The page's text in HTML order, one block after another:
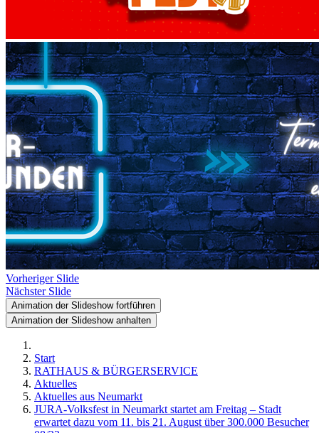
Vorheriger Slide
Nächster Slide
Animation der Slideshow fortführen
Animation der Slideshow anhalten
Start
RATHAUS & BÜRGERSERVICE
Aktuelles
Aktuelles aus Neumarkt
JURA-Volksfest in Neumarkt startet am Freitag – Stadt
erwartet dazu vom 11. bis 21. August über 300.000 Besucher